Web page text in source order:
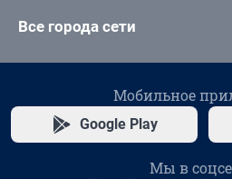
Все города сети
Мобильное
Google Play
Мы в